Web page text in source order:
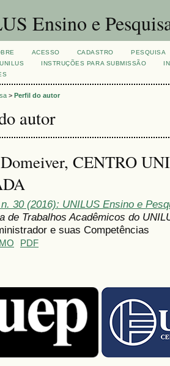
Ensino e
ACESSO CADASTRO
PESQUISA
UNILUS INSTRUÇÕES PARA SUBMISSÃO
> Perfil do autor
autor
CENTRO
30 (2016): UNILUS Ensino e
de Trabalhos Acadêmicos do
e suas Competências
PDF